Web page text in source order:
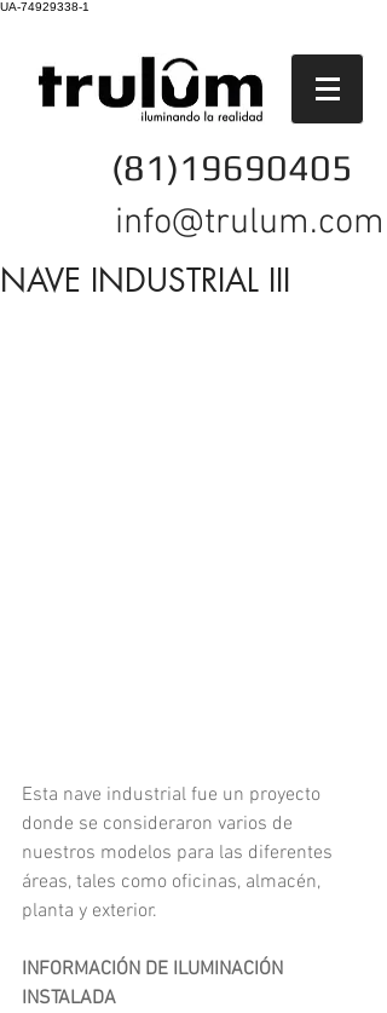
UA-74929338-1
info@trulum.com
(81)19690405
NAVE INDUSTRIAL III
Esta nave industrial fue un proyecto
donde se consideraron varios de
nuestros modelos para las diferentes
áreas, tales como oficinas, almacén,
planta y exterior.
INFORMACIÓN DE ILUMINACIÓN
INSTALADA